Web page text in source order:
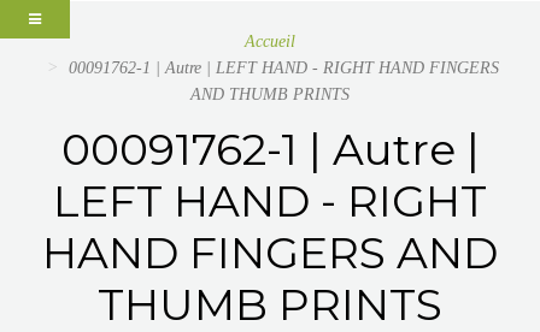
Accueil
00091762-1 | Autre | LEFT HAND - RIGHT HAND FINGERS
AND THUMB PRINTS
00091762-1 | Autre |
LEFT HAND - RIGHT
HAND FINGERS AND
THUMB PRINTS